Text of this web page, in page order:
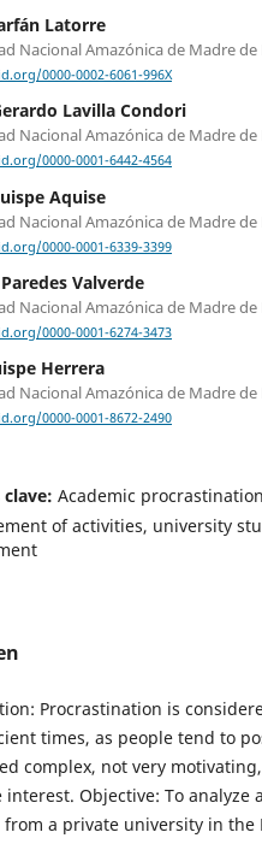
Latorre
Nacional Amazónica de Madre de
0000-0002-6061-996X
Lavilla Condori
Nacional Amazónica de Madre de
0000-0001-6442-4564
Aquise
Nacional Amazónica de Madre de
0000-0001-6339-3399
Valverde
Nacional Amazónica de Madre de
0000-0001-6274-3473
Herrera
Nacional Amazónica de Madre de
0000-0001-8672-2490
clave: Academic
of activities, university
Procrastination is
times, as people tend to
complex, not very
interest. Objective: To analyze
a private university in the